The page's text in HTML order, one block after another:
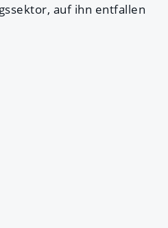
auf ihn entfallen